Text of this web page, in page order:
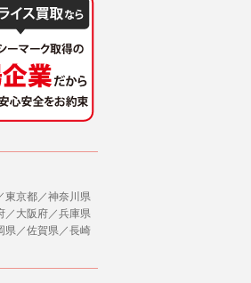
サービス等が利用できない場合があり
を閲覧・利用していただくためにクッ
加又は削除，利用の停止，消去及び第三
。また当社の個人情報の取り扱いに関
東京都／神奈川県
／大阪府／兵庫県
県／佐賀県／長崎